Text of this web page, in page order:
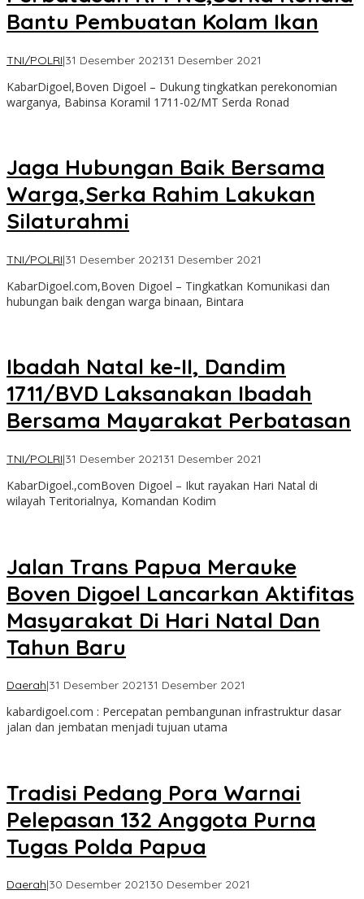
Bantu Pembuatan Kolam Ikan
TNI/POLRI|31 Desember 202131 Desember 2021
Digoel
KabarDigoel,Boven Digoel – Dukung tingkatkan perekonomian
warganya, Babinsa Koramil 1711-02/MT Serda Ronad
Jaga Hubungan Baik Bersama
Warga,Serka Rahim Lakukan
Silaturahmi
TNI/POLRI|31 Desember 202131 Desember 2021
Digoel
KabarDigoel.com,Boven Digoel – Tingkatkan Komunikasi dan
hubungan baik dengan warga binaan, Bintara
Ibadah Natal ke-II, Dandim
1711/BVD Laksanakan Ibadah
Bersama Mayarakat Perbatasan
TNI/POLRI|31 Desember 202131 Desember 2021
Digoel
KabarDigoel.,comBoven Digoel – Ikut rayakan Hari Natal di
wilayah Teritorialnya, Komandan Kodim
Jalan Trans Papua Merauke
Boven Digoel Lancarkan Aktifitas
Masyarakat Di Hari Natal Dan
Tahun Baru
Daerah|31 Desember 202131 Desember 2021
goden
kabardigoel.com : Percepatan pembangunan infrastruktur dasar
jalan dan jembatan menjadi tujuan utama
Tradisi Pedang Pora Warnai
Pelepasan 132 Anggota Purna
Tugas Polda Papua
Daerah|30 Desember 202130 Desember 2021